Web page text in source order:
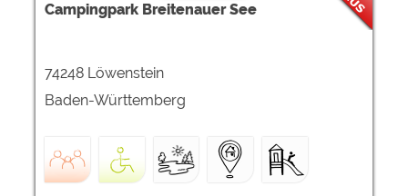
Campingpark Breitenauer See
74248 Löwenstein
Baden-Württemberg